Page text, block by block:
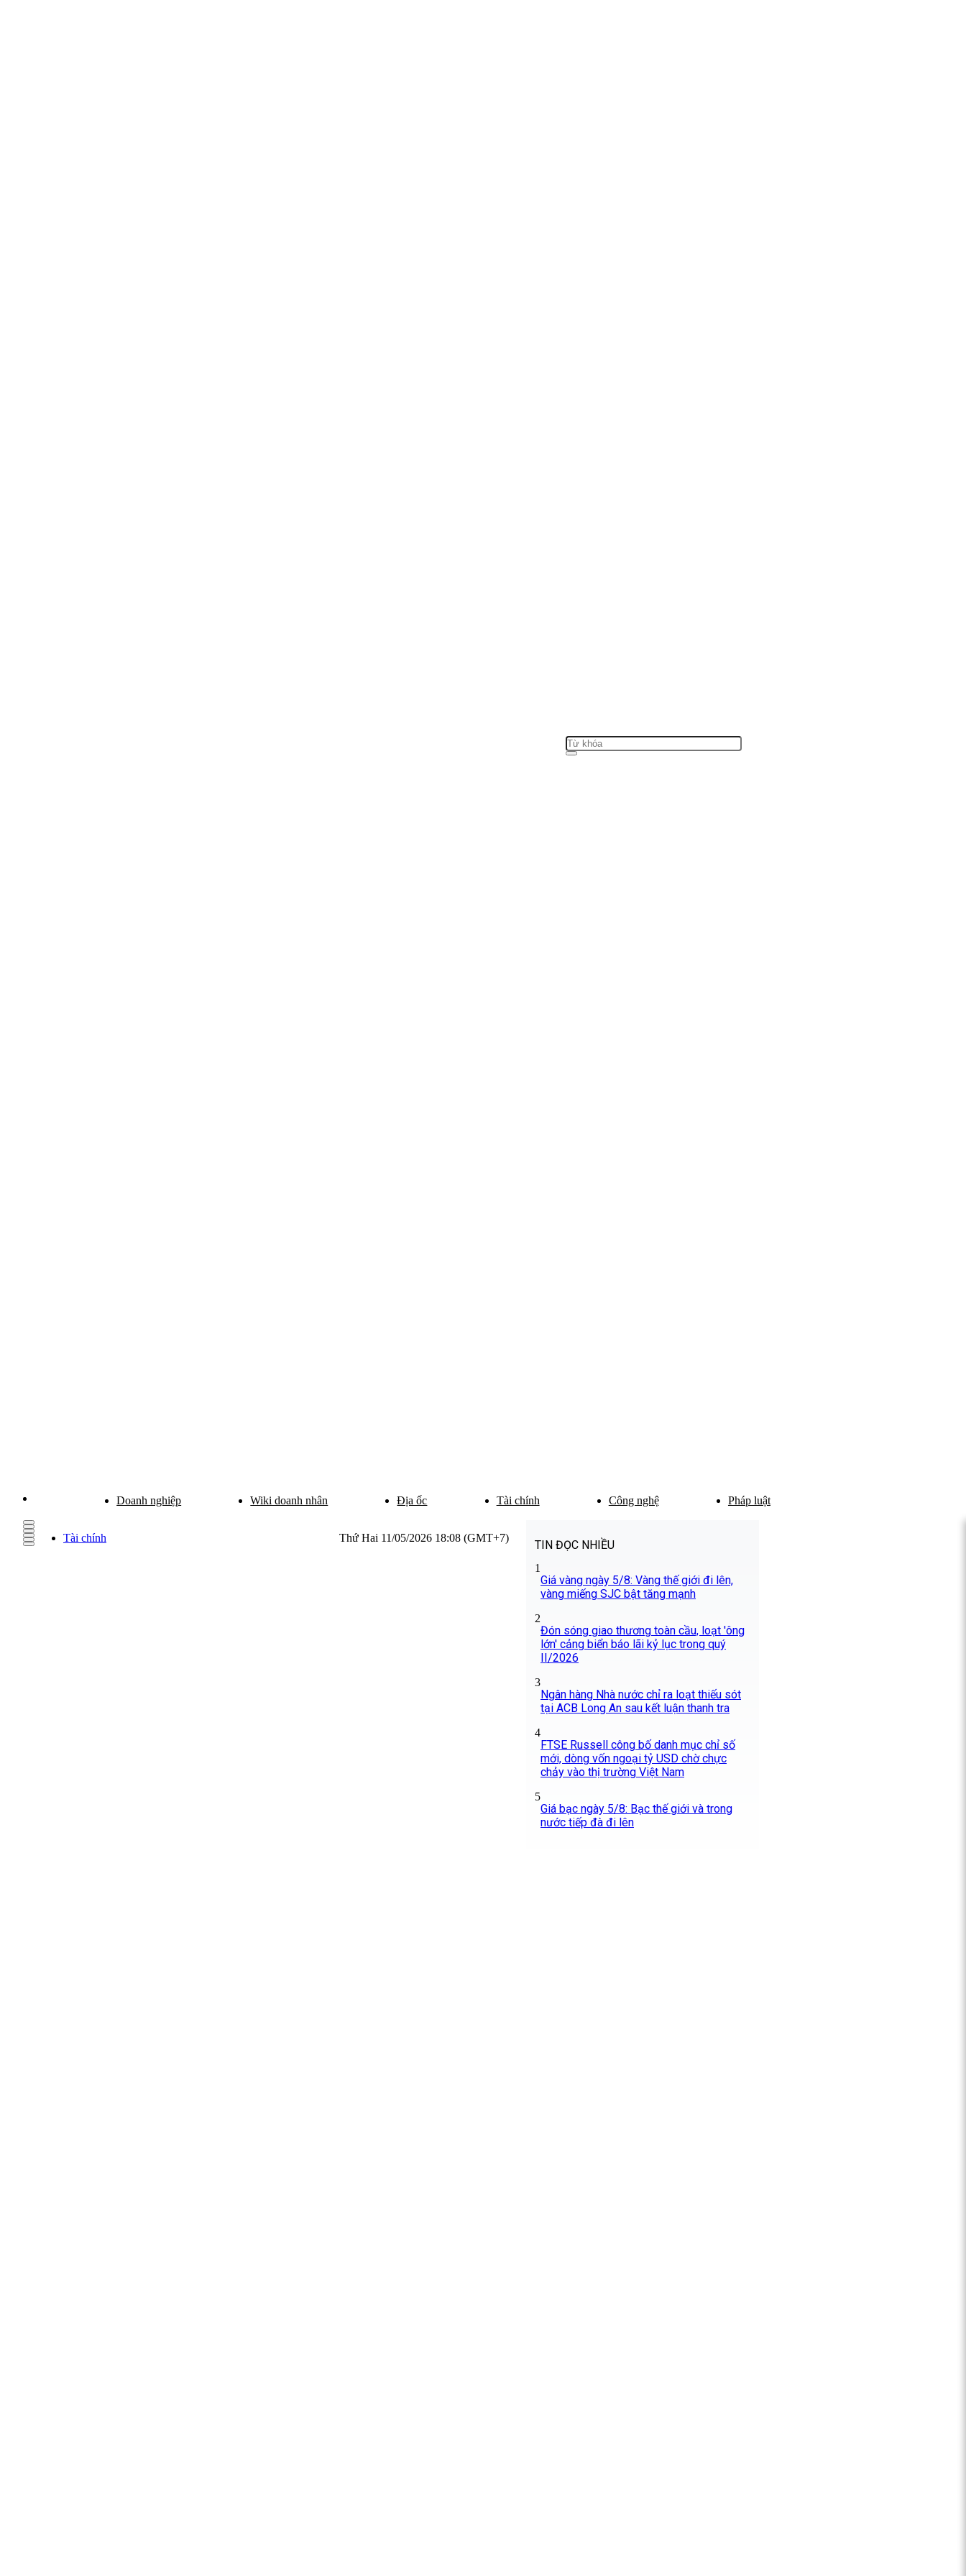
Doanh nghiệp Wiki doanh nhân Địa ốc Tài chính Công nghệ Pháp luật
Tài chính Thứ Hai 11/05/2026 18:08 (GMT+7)
TIN ĐỌC NHIỀU
1
Giá vàng ngày 5/8: Vàng thế giới đi lên,
vàng miếng SJC bật tăng mạnh
2
Đón sóng giao thương toàn cầu, loạt 'ông
lớn' cảng biển báo lãi kỷ lục trong quý
II/2026
3
Ngân hàng Nhà nước chỉ ra loạt thiếu sót
tại ACB Long An sau kết luận thanh tra
4
FTSE Russell công bố danh mục chỉ số
mới, dòng vốn ngoại tỷ USD chờ chực
chảy vào thị trường Việt Nam
5
Giá bạc ngày 5/8: Bạc thế giới và trong
nước tiếp đà đi lên